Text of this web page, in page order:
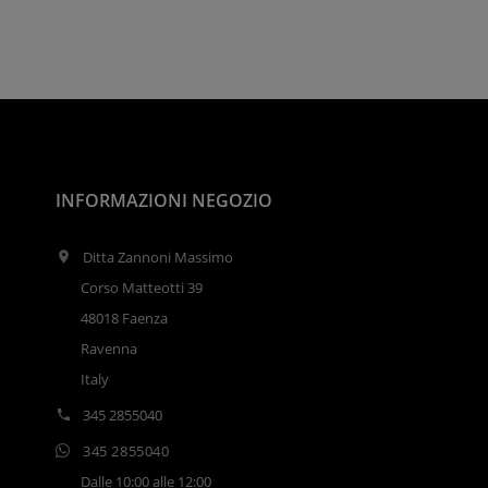
INFORMAZIONI NEGOZIO

Ditta Zannoni Massimo
Corso Matteotti 39
48018 Faenza
Ravenna
Italy

345 2855040
345 2855040
Dalle 10:00 alle 12:00